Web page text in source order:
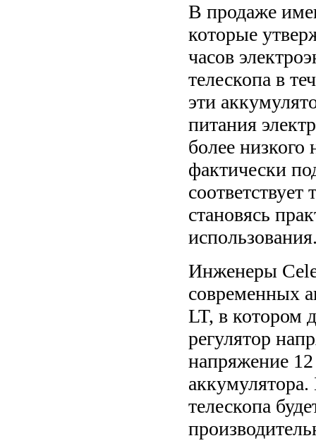
В продаже
которые
часов
телескопа в
эти
питания
более
фактически
становясь
Инженеры
современных
LT, в котором
регулятор
напряжение 12
аккумулятора.
телескопа